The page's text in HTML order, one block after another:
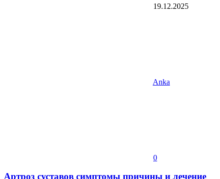
19.12.2025
Anka
0
Артроз суставов симптомы причины и лечение